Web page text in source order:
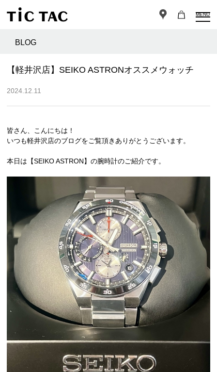
MENU
BLOG
【軽井沢店】SEIKO ASTRONオススメウォッチ
2024.12.11
皆さん、こんにちは！
いつも軽井沢店のブログをご覧頂きありがとうございます。
本日は【SEIKO ASTRON】の腕時計のご紹介です。